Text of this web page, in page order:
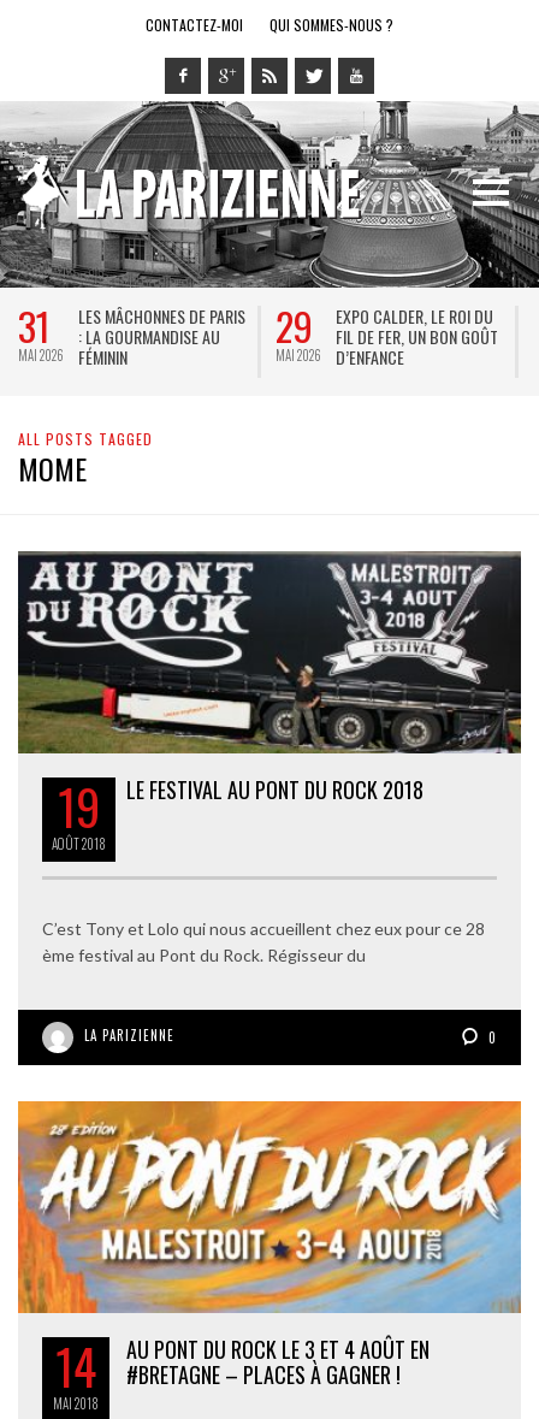
CONTACTEZ-MOI QUI SOMMES-NOUS ?
31
MAI 2026
LES MÂCHONNES DE PARIS
: LA GOURMANDISE AU
FÉMININ
29
MAI 2026
EXPO CALDER, LE ROI DU
FIL DE FER, UN BON GOÛT
D’ENFANCE
ALL POSTS TAGGED
MOME
19
AOÛT2018
LE FESTIVAL AU PONT DU ROCK 2018
C’est Tony et Lolo qui nous accueillent chez eux pour ce 28
ème festival au Pont du Rock. Régisseur du
LA PARIZIENNE 0
14
MAI2018
AU PONT DU ROCK LE 3 ET 4 AOÛT EN
#BRETAGNE – PLACES À GAGNER !